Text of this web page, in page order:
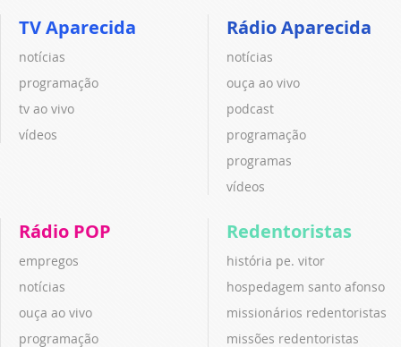
TV Aparecida
notícias
programação
tv ao vivo
vídeos
Rádio Aparecida
notícias
ouça ao vivo
podcast
programação
programas
vídeos
Rádio POP
empregos
notícias
ouça ao vivo
programação
Redentoristas
história pe. vitor
hospedagem santo afonso
missionários redentoristas
missões redentoristas